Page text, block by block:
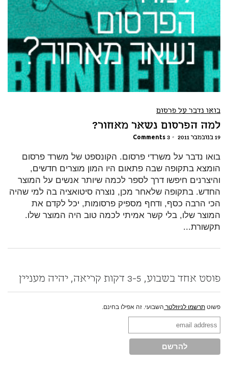
בואו נדבר על פרסום
למה הפרסום נשאר מאחור?
19 בנובמבר 2011 •
3 Comments
בואו נדבר על משרדי פרסום. הקונספט של משרד פרסום
הומצא בתקופה שבה פתאום היו המון מוצרים חדשים,
והיצרנים חיפשו דרך לספר לכמה שיותר אנשים על המוצר
החדש. בתקופה שלאחר מכן, נוצרה סיטואציה בה למי שהיה
הכי הרבה כסף, ודחף מספיק פרסומות, יכל לקדם את
המוצר שלו, בלי קשר אמיתי לכמה טוב היה המוצר שלו.
תקשורת...
פוסט אחד בשבוע, 3-5 דקות קריאה, יהיה מעניין
פשוט תרשמו לניוזלטר השבועי. זה אפילו בחינם.